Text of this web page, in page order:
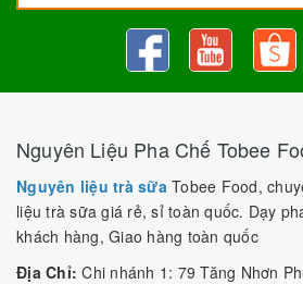
Nguyên Liệu Pha Chế Tobee
Nguyên liệu trà sữa Tobee Food,
liệu trà sữa giá rẻ, sỉ toàn quốc. Dạy
khách hàng, Giao hàng toàn quốc
Địa Chỉ: Chi nhánh 1: 79 Tăng Nhơn